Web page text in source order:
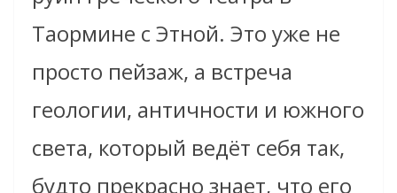
Таормине с Этной. Это уже не
просто пейзаж, а встреча
геологии, античности и южного
света, который ведёт себя так,
будто прекрасно знает, что его